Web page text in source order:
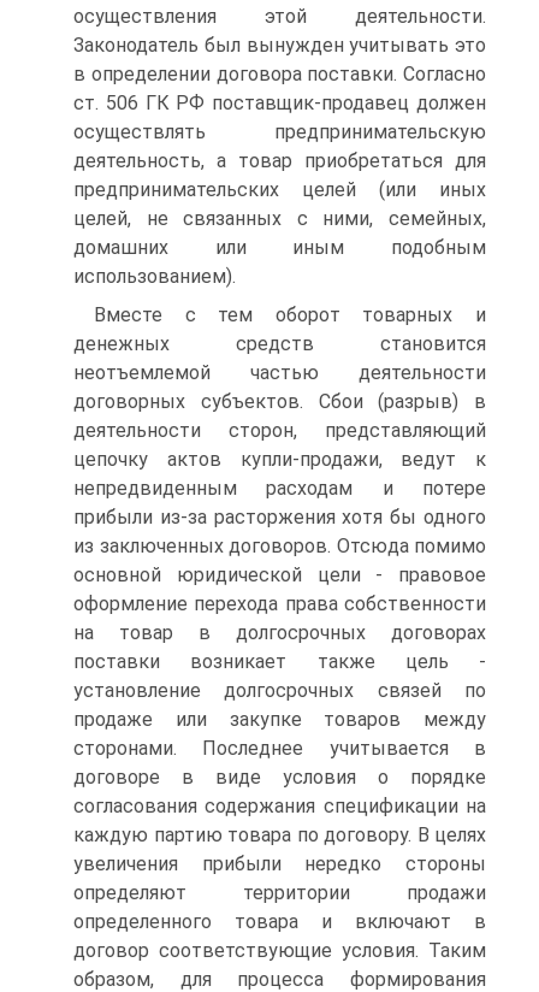
осуществления этой деятельности.
Законодатель был вынужден учитывать это
в определении договора поставки. Согласно
ст. 506 ГК РФ поставщик-продавец должен
осуществлять предпринимательскую
деятельность, а товар приобретаться для
предпринимательских целей (или иных
целей, не связанных с ними, семейных,
домашних или иным подобным
использованием).
Вместе с тем оборот товарных и
денежных средств становится
неотъемлемой частью деятельности
договорных субъектов. Сбои (разрыв) в
деятельности сторон, представляющий
цепочку актов купли-продажи, ведут к
непредвиденным расходам и потере
прибыли из-за расторжения хотя бы одного
из заключенных договоров. Отсюда помимо
основной юридической цели - правовое
оформление перехода права собственности
на товар в долгосрочных договорах
поставки возникает также цель -
установление долгосрочных связей по
продаже или закупке товаров между
сторонами. Последнее учитывается в
договоре в виде условия о порядке
согласования содержания спецификации на
каждую партию товара по договору. В целях
увеличения прибыли нередко стороны
определяют территории продажи
определенного товара и включают в
договор соответствующие условия. Таким
образом, для процесса формирования